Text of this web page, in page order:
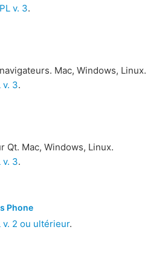
v. 3.
Mac, Windows, Linux.
v. 3.
Qt. Mac, Windows, Linux.
v. 3.
Phone
v. 2 ou ultérieur.